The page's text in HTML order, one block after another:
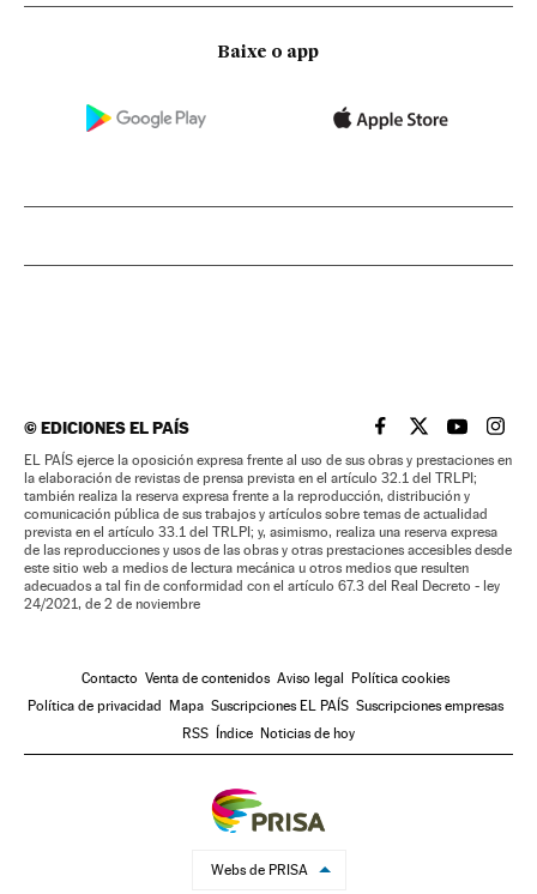
Baixe o app
©EDICIONES EL PAÍS EL PAÍS BRASIL EN
EL PAÍSEL PAÍS
EL
EL PAÍS ejerce la oposición expresa frente al uso de sus obras y prestaciones en
la elaboración de revistas de prensa prevista en el artículo 32.1 del TRLPI;
también realiza la reserva expresa frente a la reproducción, distribución y
comunicación pública de sus trabajos y artículos sobre temas de actualidad
prevista en el artículo 33.1 del TRLPI; y, asimismo, realiza una reserva expresa
de las reproducciones y usos de las obras y otras prestaciones accesibles desde
este sitio web a medios de lectura mecánica u otros medios que resulten
adecuados a tal fin de conformidad con el artículo 67.3 del Real Decreto - ley
24/2021, de 2 de noviembre
Contacto Venta de contenidos Aviso legal
Política cookies
Política de privacidad
Mapa Suscripciones EL PAÍS Suscripciones empresas
RSS
Índice Noticias de hoy
Webs de PRISA